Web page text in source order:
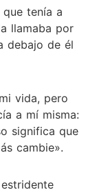
tenía a
llamaba por
debajo de él
vida, pero
a mí misma:
significa que
cambie».